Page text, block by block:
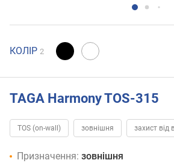
КОЛІР 2
TAGA Harmony TOS-315
TOS (on-wall) зовнішня захист від
Призначення: зовнішня